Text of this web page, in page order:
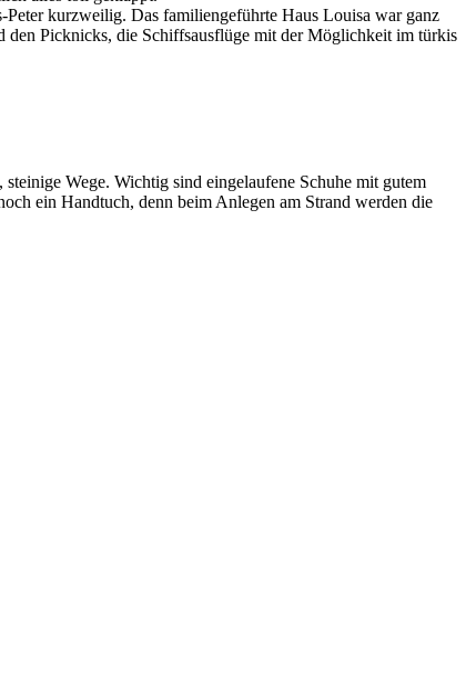
kurzweilig. Das familiengeführte Haus Louisa war ganz
Picknicks, die Schiffsausflüge mit der Möglichkeit im türkis
Wege. Wichtig sind eingelaufene Schuhe mit gutem
ein Handtuch, denn beim Anlegen am Strand werden die